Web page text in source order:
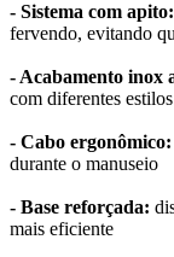
- Sistema com apito:
fervendo, evitando
- Acabamento inox
com diferentes
- Cabo ergonômico:
durante o manuseio
- Base reforçada:
mais eficiente